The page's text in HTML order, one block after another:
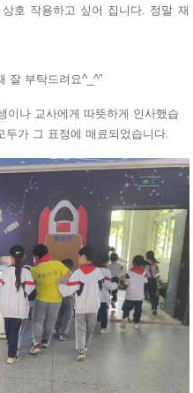
호 작용하고 싶어 집니다. 정말 재
잘 부탁드려요^_^”
이나 교사에게 따뜻하게 인사했습
두가 그 표정에 매료되었습니다.